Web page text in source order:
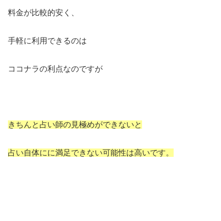
料金が比較的安く、
手軽に利用できるのは
ココナラの利点なのですが
きちんと占い師の見極めができないと
占い自体にに満足できない可能性は高いです。